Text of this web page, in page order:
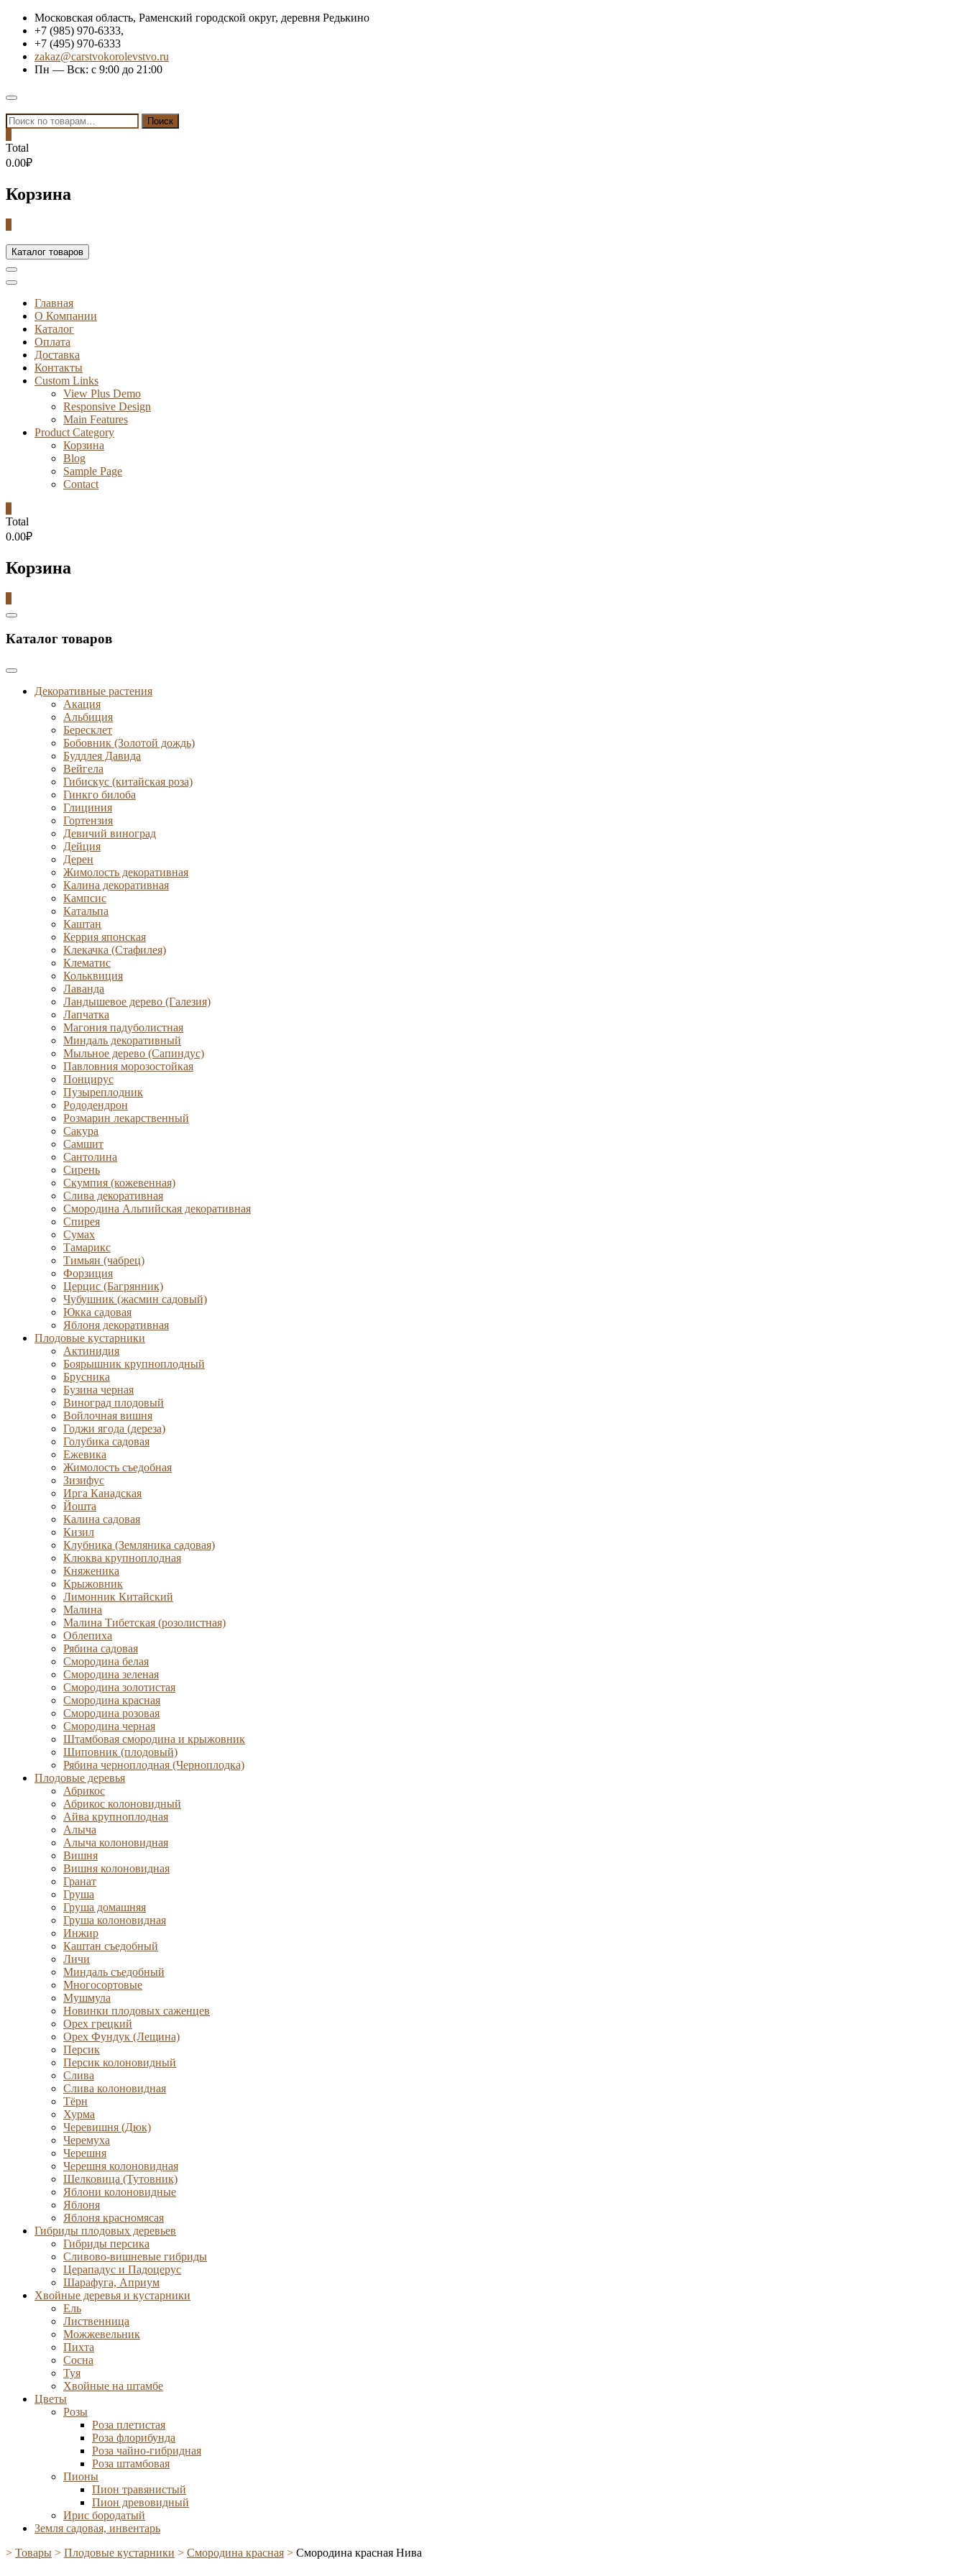
Skip
content
Московская область, Раменский городской округ, деревня Редькино
+7 (985) 970-6333,
+7 (495) 970-6333
zakaz@carstvokorolevstvo.ru
Пн — Вск: с 9:00 до 21:00
Topbar
Menu
Искать: Поиск
Total
0.00₽
Корзина
Каталог товаров
Главная
О Компании
Каталог
Оплата
Доставка
Контакты
Custom Links
View Plus Demo
Responsive Design
Main Features
Product Category
Корзина
Blog
Sample Page
Contact
Total
0.00₽
Корзина
Catalog
Каталог товаров
Декоративные растения
Акация
Альбиция
Бересклет
Бобовник (Золотой дождь)
Буддлея Давида
Вейгела
Гибискус (китайская роза)
Гинкго билоба
Глициния
Гортензия
Девичий виноград
Дейция
Дерен
Жимолость декоративная
Калина декоративная
Кампсис
Катальпа
Каштан
Керрия японская
Клекачка (Стафилея)
Клематис
Кольквиция
Лаванда
Ландышевое дерево (Галезия)
Лапчатка
Магония падуболистная
Миндаль декоративный
Мыльное дерево (Сапиндус)
Павловния морозостойкая
Понцирус
Пузыреплодник
Рододендрон
Розмарин лекарственный
Сакура
Самшит
Сантолина
Сирень
Скумпия (кожевенная)
Слива декоративная
Смородина Альпийская декоративная
Спирея
Сумах
Тамарикс
Тимьян (чабрец)
Форзиция
Церцис (Багрянник)
Чубушник (жасмин садовый)
Юкка садовая
Яблоня декоративная
Плодовые кустарники
Актинидия
Боярышник крупноплодный
Брусника
Бузина черная
Виноград плодовый
Войлочная вишня
Годжи ягода (дереза)
Голубика садовая
Ежевика
Жимолость съедобная
Зизифус
Ирга Канадская
Йошта
Калина садовая
Кизил
Клубника (Земляника садовая)
Клюква крупноплодная
Княженика
Крыжовник
Лимонник Китайский
Малина
Малина Тибетская (розолистная)
Облепиха
Рябина садовая
Смородина белая
Смородина зеленая
Смородина золотистая
Смородина красная
Смородина розовая
Смородина черная
Штамбовая смородина и крыжовник
Шиповник (плодовый)
Рябина черноплодная (Черноплодка)
Плодовые деревья
Абрикос
Абрикос колоновидный
Айва крупноплодная
Алыча
Алыча колоновидная
Вишня
Вишня колоновидная
Гранат
Груша
Груша домашняя
Груша колоновидная
Инжир
Каштан съедобный
Личи
Миндаль съедобный
Многосортовые
Мушмула
Новинки плодовых саженцев
Орех грецкий
Орех Фундук (Лещина)
Персик
Персик колоновидный
Слива
Слива колоновидная
Тёрн
Хурма
Черевишня (Дюк)
Черемуха
Черешня
Черешня колоновидная
Шелковица (Тутовник)
Яблони колоновидные
Яблоня
Яблоня красномясая
Гибриды плодовых деревьев
Гибриды персика
Сливово-вишневые гибриды
Церападус и Падоцерус
Шарафуга, Априум
Хвойные деревья и кустарники
Ель
Лиственница
Можжевельник
Пихта
Сосна
Туя
Хвойные на штамбе
Цветы
Розы
Роза плетистая
Роза флорибунда
Роза чайно-гибридная
Роза штамбовая
Пионы
Пион травянистый
Пион древовидный
Ирис бородатый
Земля садовая, инвентарь
> Товары > Плодовые кустарники > Смородина красная > Смородина красная Нива